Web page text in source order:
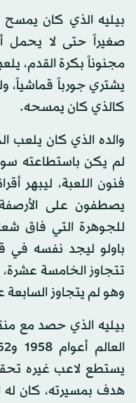
بيليه الذي كان يمسح
صغيراً حتى لا يحمل
مجنوناً بكرة القدم،
يشتري جورباً قماشياً،
كالذي كان يمسحه.
والده الذي كان يلعب
لم يكن باستطاعته
فنون اللعبة، ليبهر
يصطفون على
للجوهرة التي فاق
باولو ليجد نفسه في
تتجاوز الخامسة عشرة،
وهو لم يتجاوز
بيليه الذي حصد مع
هدف بمسيرته، كان له